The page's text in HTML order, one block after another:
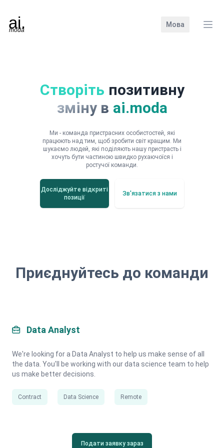
Мова
Створіть позитивну
зміну в ai.moda
Ми - команда пристрасних особистостей, які
працюють над тим, щоб зробити світ кращим. Ми
шукаємо людей, які поділяють нашу пристрасть і
хочуть бути частиною швидко рухаючоїся і
ростучої команди.
Досліджуйте відкриті
позиції
Зв'язатися з нами
Приєднуйтесь до команди
Data Analyst
We're looking for a Data Analyst to help us make sense of all
the data. You'll be working with our data science team to help
us make better decisions.
Contract Data Science Remote
Подати заявку зараз